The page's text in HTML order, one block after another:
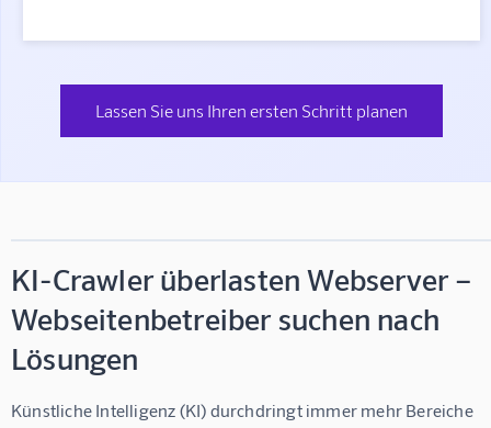
Lassen Sie uns Ihren ersten Schritt planen
KI-Crawler überlasten Webserver –
Webseitenbetreiber suchen nach
Lösungen
Künstliche Intelligenz (KI) durchdringt immer mehr Bereiche